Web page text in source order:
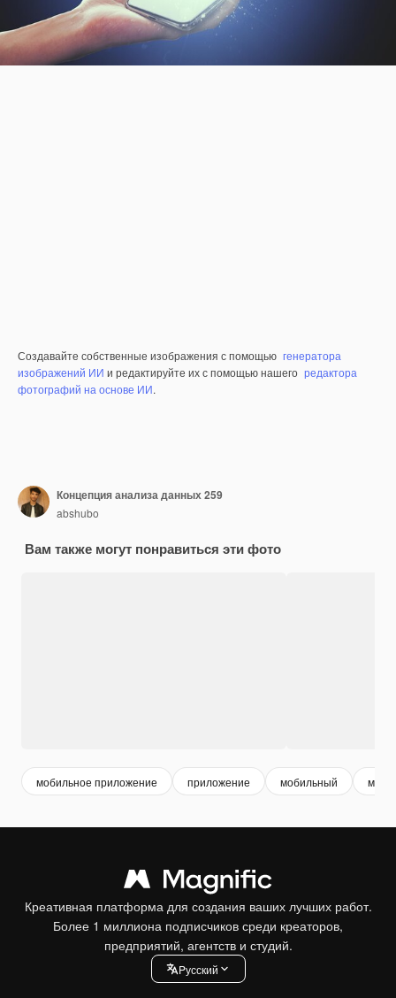
Создавайте собственные изображения с помощью генератора
изображений ИИ и редактируйте их с помощью нашего редактора
фотографий на основе ИИ.
Концепция анализа данных 259
abshubo
Вам также могут понравиться эти фото
мобильное приложение приложение мобильный
Креативная платформа для создания ваших лучших работ.
Более 1 миллиона подписчиков среди креаторов,
предприятий, агентств и студий.
Pусский